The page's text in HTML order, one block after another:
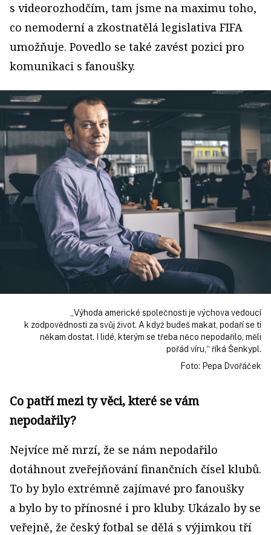
s videorozhodčím, tam jsme na maximu toho,
co nemoderní a zkostnatělá legislativa FIFA
umožňuje. Povedlo se také zavést pozici pro
komunikaci s fanoušky.
„Výhoda americké společnosti je výchova vedoucí
k zodpovědnosti za svůj život. A když budeš makat, podaří se ti
někam dostat. I lidé, kterým se třeba něco nepodařilo, měli
pořád víru,“ říká Šenkypl.
Foto: Pepa Dvořáček
Co patří mezi ty věci, které se vám
nepodařily?
Nejvíce mě mrzí, že se nám nepodařilo
dotáhnout zveřejňování finančních čísel klubů.
To by bylo extrémně zajímavé pro fanoušky
a bylo by to přínosné i pro kluby. Ukázalo by se
veřejně, že český fotbal se dělá s výjimkou tří